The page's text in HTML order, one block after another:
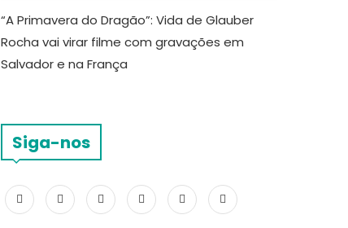
“A Primavera do Dragão”: Vida de Glauber
Rocha vai virar filme com gravações em
Salvador e na França
Siga-nos